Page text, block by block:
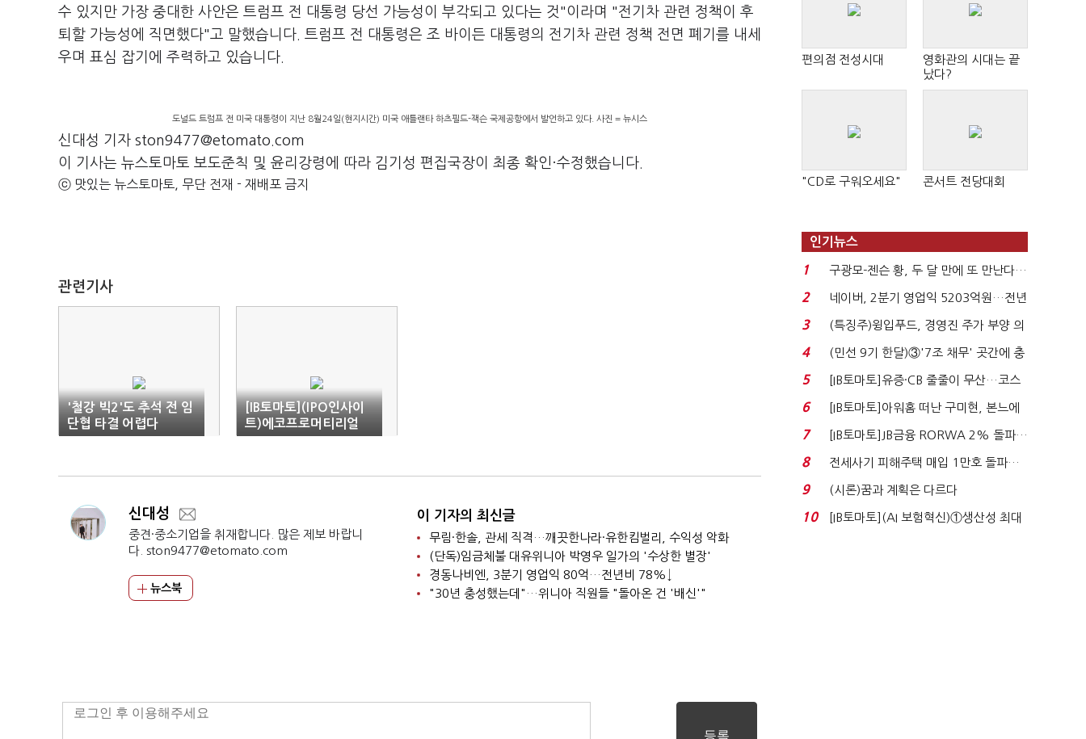
수 있지만 가장 중대한 사안은 트럼프 전 대통령 당선 가능성이 부각되고 있다는 것"이라며 "전기차 관련 정책이 후
퇴할 가능성에 직면했다"고 말했습니다. 트럼프 전 대통령은 조 바이든 대통령의 전기차 관련 정책 전면 폐기를 내세
우며 표심 잡기에 주력하고 있습니다.
도널드 트럼프 전 미국 대통령이 지난 8월24일(현지시간) 미국 애틀랜타 하츠필드-잭슨 국제공항에서 발언하고 있다. 사진 = 뉴시스
신대성 기자 ston9477@etomato.com
이 기사는 뉴스토마토 보도준칙 및 윤리강령에 따라 김기성 편집국장이 최종 확인·수정했습니다.
ⓒ 맛있는 뉴스토마토, 무단 전재 - 재배포 금지
관련기사
'철강 빅2'도 추석 전 임
단협 타결 어렵다
[IB토마토](IPO인사이
트)에코프로머티리얼
즈, 전구체 시장 확대 발
신대성
중견·중소기업을 취재합니다. 많은 제보 바랍니
다. ston9477@etomato.com
뉴스북
이 기자의 최신글
무림·한솔, 관세 직격…깨끗한나라·유한킴벌리, 수익성 악화
(단독)임금체불 대유위니아 박영우 일가의 '수상한 별장'
경동나비엔, 3분기 영업익 80억…전년비 78%↓
"30년 충성했는데"…위니아 직원들 "돌아온 건 '배신'"
편의점 전성시대
영화관의 시대는 끝
났다?
"CD로 구워오세요" 콘서트 전당대회
인기뉴스
1
구광모-젠슨 황, 두 달 만에 또 만난다…
로봇·AI 등 논...
2
네이버, 2분기 영업익 5203억원…전년
비 0.2% 감소...
3
(특징주)윙입푸드, 경영진 주가 부양 의
지에 상한가...
4
(민선 9기 한달)③'7조 채무' 곳간에 충
격…추미애, 20년...
5
[IB토마토]유증·CB 줄줄이 무산…코스
닥 벌점 급증에 ...
6
[IB토마토]아워홈 떠난 구미현, 본느에
340억 베팅…가...
7
[IB토마토]JB금융 RORWA 2% 돌파…
실적 견인은 은행 ...
8
전세사기 피해주택 매입 1만호 돌파…
누적 피해자 4만2...
9 (시론)꿈과 계획은 다르다
10
[IB토마토](AI 보험혁신)①생산성 최대